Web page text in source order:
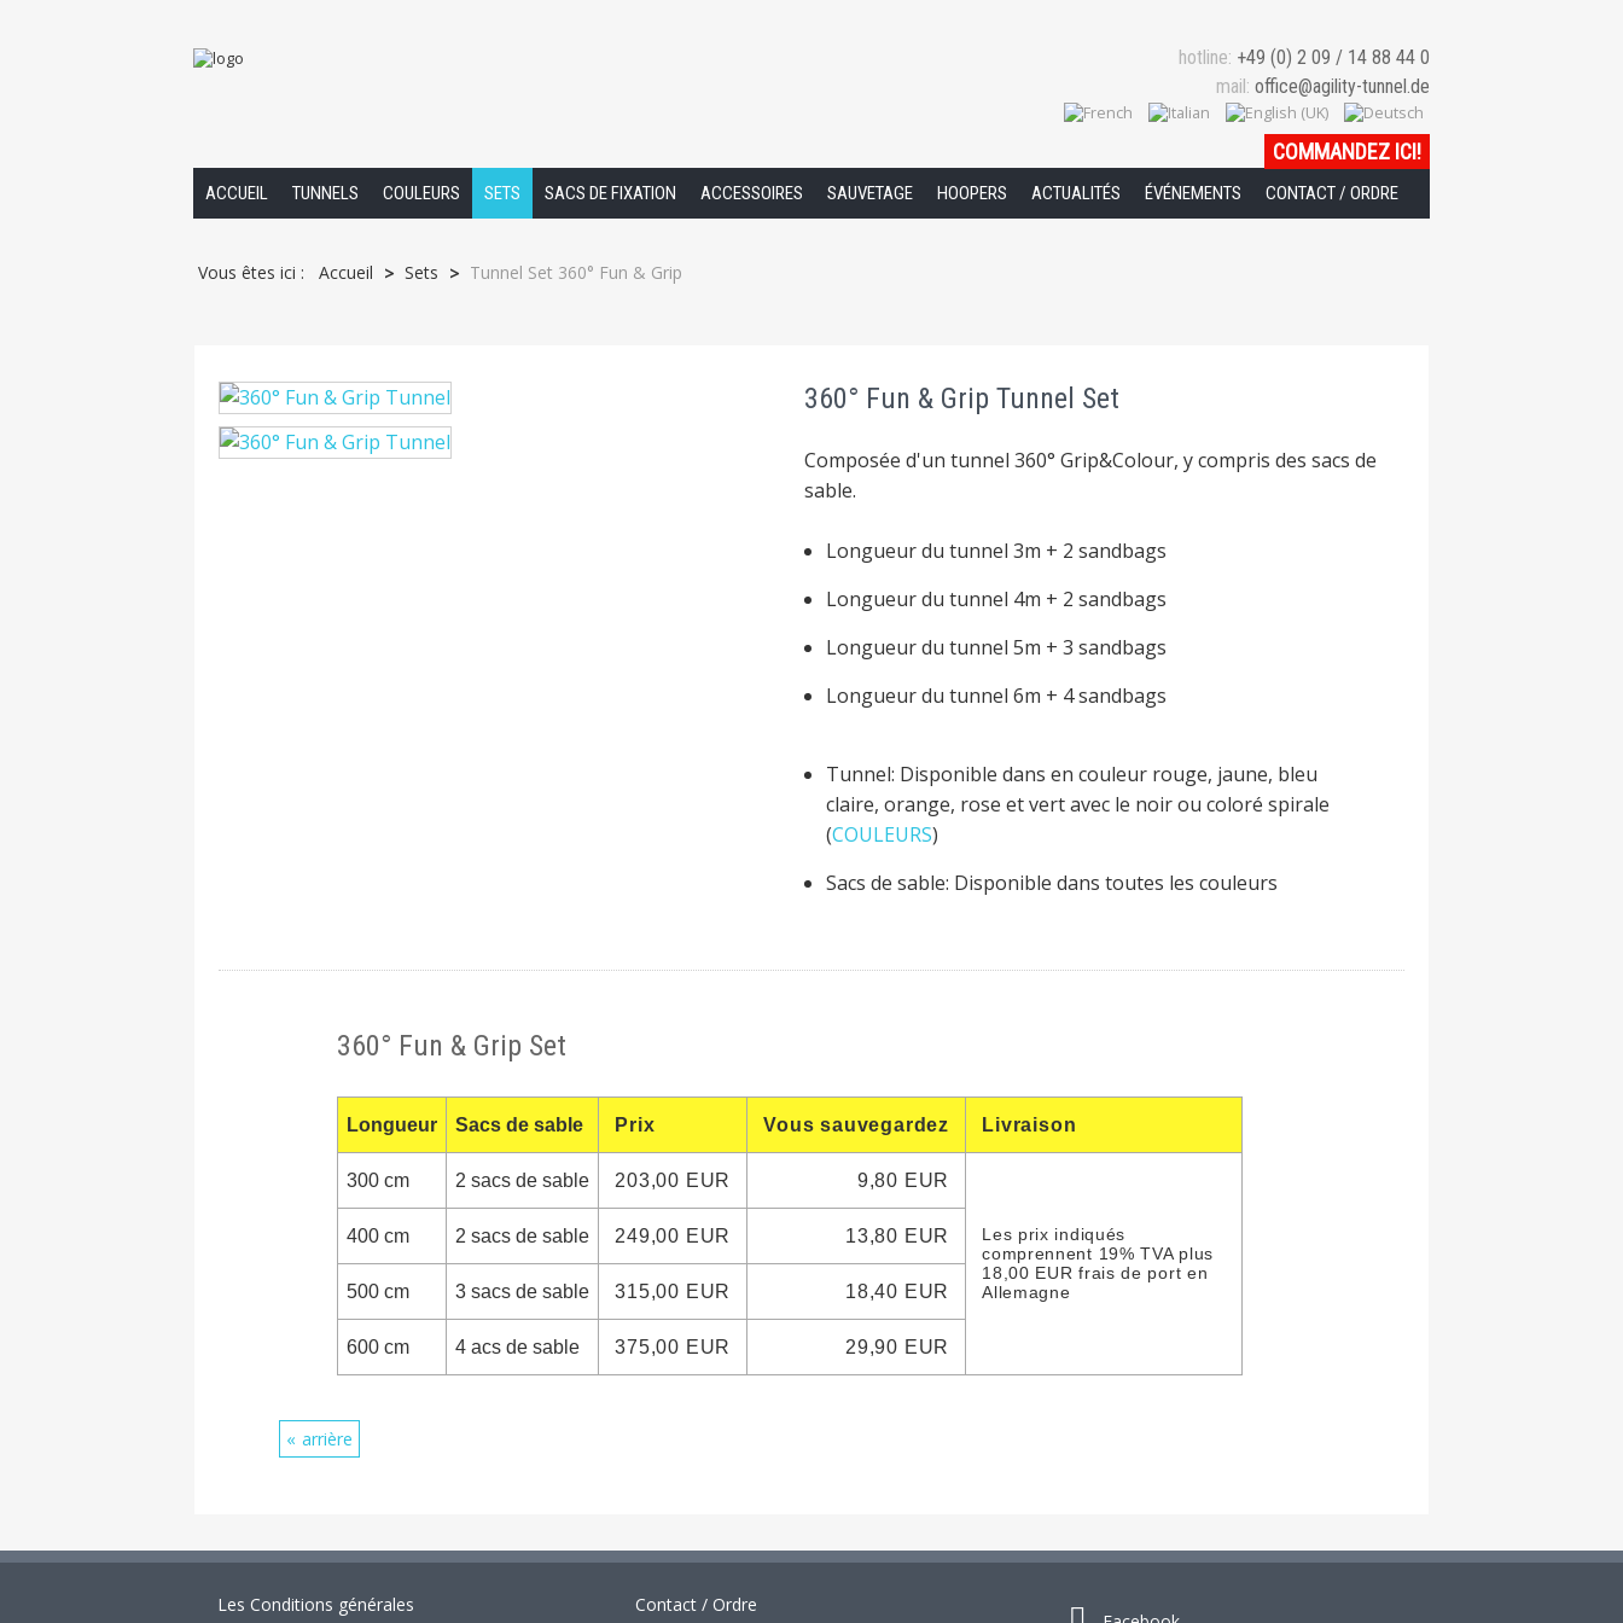
hotline: +49 (0) 2 09 / 14 88 44 0
mail: office@agility-tunnel.de
COMMANDEZ ICI!
ACCUEIL TUNNELS COULEURS SETS SACS DE FIXATION ACCESSOIRES SAUVETAGE HOOPERS ACTUALITÉS ÉVÉNEMENTS CONTACT / ORDRE
Vous êtes ici : Accueil > Sets > Tunnel Set 360° Fun & Grip
360° Fun & Grip Tunnel Set
Composée d'un tunnel 360° Grip&Colour, y compris des sacs de
sable.
Longueur du tunnel 3m + 2 sandbags
Longueur du tunnel 4m + 2 sandbags
Longueur du tunnel 5m + 3 sandbags
Longueur du tunnel 6m + 4 sandbags
Tunnel: Disponible dans en couleur rouge, jaune, bleu
claire, orange, rose et vert avec le noir ou coloré spirale
(COULEURS)
Sacs de sable: Disponible dans toutes les couleurs
360° Fun & Grip Set
Longueur Sacs de sable Prix Vous sauvegardez Livraison
300 cm 2 sacs de sable 203,00 EUR 9,80 EUR
Les prix indiqués
comprennent 19% TVA plus
18,00 EUR frais de port en
Allemagne
400 cm 2 sacs de sable 249,00 EUR 13,80 EUR
500 cm 3 sacs de sable 315,00 EUR 18,40 EUR
600 cm 4 acs de sable 375,00 EUR 29,90 EUR
arrière
Les Conditions générales Contact / Ordre